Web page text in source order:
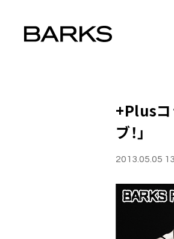
+Plus
ブ！」
2013.05.05